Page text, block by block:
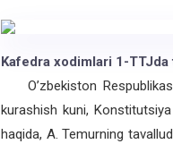
Kafedra xodimlari 1-
O’zbekiston
kurashish kuni,
haqida, A. Temurning